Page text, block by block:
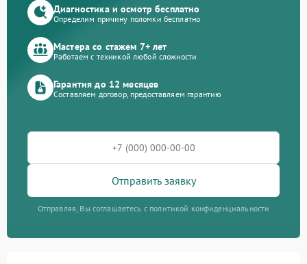
Диагностика и осмотр бесплатно
Определим причину поломки бесплатно
Мастера со стажем 7+ лет
Работаем с техникой любой сложности
Гарантия до 12 месяцев
Составляем договор, предоставляем гарантию
Отправить заявку
Отправляя, Вы соглашаетесь с политикой конфиденциальности